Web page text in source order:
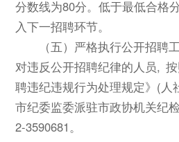
分数线为80分。低于最低合格
入下一招聘环节。
（五）严格执行公开招聘
对违反公开招聘纪律的人员,
聘违纪违规行为处理规定》(人
市纪委监委派驻市政协机关纪
2-3590681。